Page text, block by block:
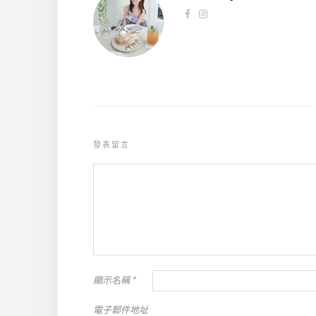
發表留言
顯示名稱 *
電子郵件地址